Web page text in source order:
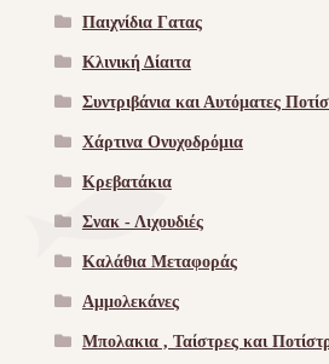
Παιχνίδια Γατας
Κλινική Δίαιτα
Συντριβάνια και Αυτόματες
Χάρτινα Ονυχοδρόμια
Κρεβατάκια
Σνακ - Λιχουδιές
Καλάθια Μεταφοράς
Αμμολεκάνες
Μπολακια , Ταίστρες και